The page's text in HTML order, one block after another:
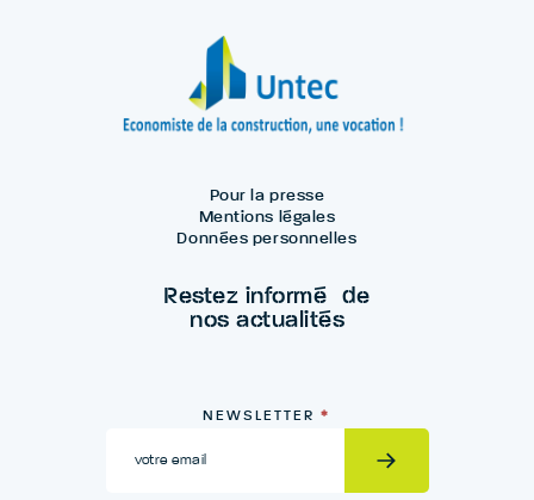
Pour la presse
Mentions légales
Données personnelles
Restez informé de
nos actualités
NewsletterNEWSLETTER *